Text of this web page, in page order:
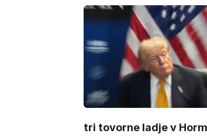
tri tovorne ladje v